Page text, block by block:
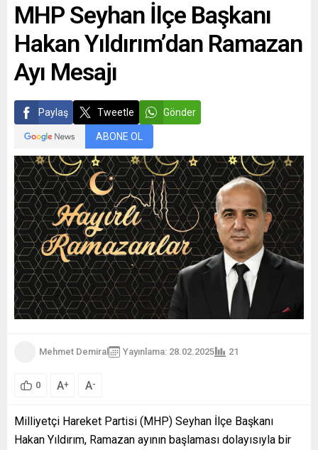
MHP Seyhan İlçe Başkanı
Hakan Yıldırım’dan Ramazan
Ayı Mesajı
Paylaş Tweetle Gönder
ABONE OL
Mehmet Demiral Yayınlama: 28.02.2025 21
0 A+ A-
Milliyetçi Hareket Partisi (MHP) Seyhan İlçe Başkanı
Hakan Yıldırım, Ramazan ayının başlaması dolayısıyla bir